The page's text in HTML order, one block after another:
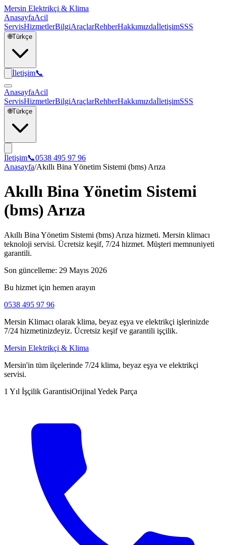
Mersin Elektrikçi & Klima
AnasayfaAcil
ServisHizmetlerBilgiAraçlarRehberHakkımızdaİletişimSSS
🌐Türkçe
İletişim📞
AnasayfaAcil
ServisHizmetlerBilgiAraçlarRehberHakkımızdaİletişimSSS
🌐Türkçe
İletişim📞0538 495 97 96
Anasayfa/Akıllı Bina Yönetim Sistemi (bms) Arıza
Akıllı Bina Yönetim Sistemi
(bms) Arıza
Akıllı Bina Yönetim Sistemi (bms) Arıza hizmeti. Mersin klimacı
teknoloji servisi. Ücretsiz keşif, 7/24 hizmet. Müşteri memnuniyeti
garantili.
Son güncelleme: 29 Mayıs 2026
Bu hizmet için hemen arayın
0538 495 97 96
Mersin Klimacı olarak klima, beyaz eşya ve elektrikçi işlerinizde
7/24 hizmetinizdeyiz. Ücretsiz keşif ve garantili işçilik.
Mersin Elektrikçi & Klima
Mersin'in tüm ilçelerinde 7/24 klima, beyaz eşya ve elektrikçi
servisi.
1 Yıl İşçilik GarantisiOrijinal Yedek Parça